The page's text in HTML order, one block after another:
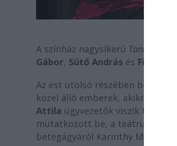
A színház nagysikerű Tanár úr
Gábor, Sütő András és Fila
Az est utolsó részében
közel álló emberek, akikre
Attila ügyvezetők viszik tovább
mutatkozott be, a teátrum
betegágyáról Karinthy Márton